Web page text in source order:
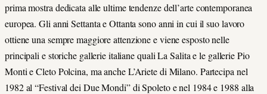
prima mostra dedicata alle ultime tendenze dell’arte contemporanea
europea. Gli anni Settanta e Ottanta sono anni in cui il suo lavoro
ottiene una sempre maggiore attenzione e viene esposto nelle
principali e storiche gallerie italiane quali La Salita e le gallerie Pio
Monti e Cleto Polcina, ma anche L’Ariete di Milano. Partecipa nel
1982 al “Festival dei Due Mondi” di Spoleto e nel 1984 e 1988 alla